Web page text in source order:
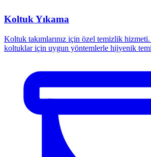
Koltuk Yıkama
Koltuk takımlarınız için özel temizlik
koltuklar için uygun yöntemlerle hijyenik